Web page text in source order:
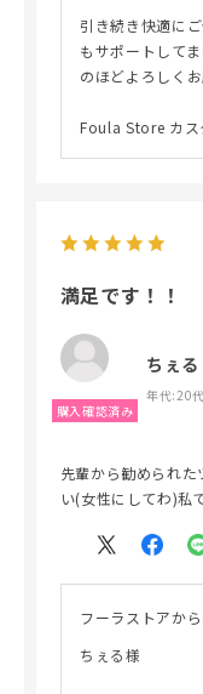
引き続き快適に
もサポートして
のほどよろしく
Foula Store カス
満足です！！
ちぇる
年代: 20代
先輩から勧められ
い(女性にしてわ)私
フーラストアか
ちぇる様